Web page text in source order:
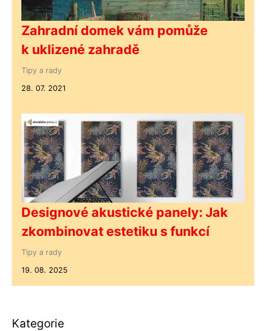
Zahradní domek vám pomůže
k uklizené zahradě
Tipy a rady
28. 07. 2021
Designové akustické panely: Jak
zkombinovat estetiku s funkcí
Tipy a rady
19. 08. 2025
Kategorie